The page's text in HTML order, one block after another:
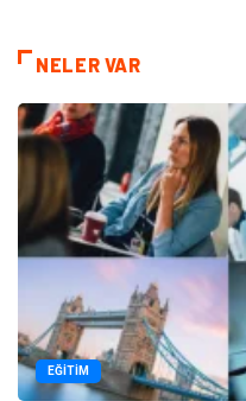
NELER VAR
EĞITIM